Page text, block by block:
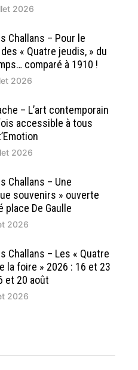
2026
Challans – Pour le
« Quatre jeudis, » du
comparé à 1910 !
2026
– L’art contemporain
accessible à tous
2026
Challans – Une
souvenirs » ouverte
place De Gaulle
2026
Challans – Les « Quatre
la foire » 2026 : 16 et 23
et 20 août
2026